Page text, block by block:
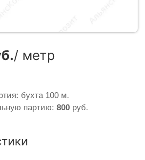
/ метр
бухта 100 м.
партию: 800 руб.